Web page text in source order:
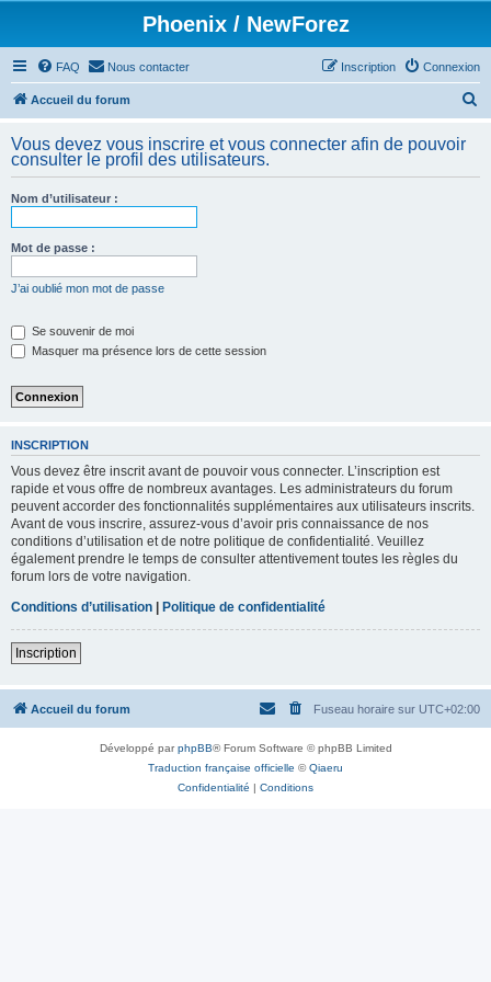
Phoenix / NewForez
FAQ Nous contacter Connexion
Inscription
Accueil du forum
h
Vous devez vous inscrire et vous connecter afin de pouvoir
consulter le profil des utilisateurs.
Nom d’utilisateur :
Mot de passe :
J’ai oublié mon mot de passe
Se souvenir de moi
Masquer ma présence lors de cette session
INSCRIPTION
Vous devez être inscrit avant de pouvoir vous connecter. L’inscription est
rapide et vous offre de nombreux avantages. Les administrateurs du forum
peuvent accorder des fonctionnalités supplémentaires aux utilisateurs inscrits.
Avant de vous inscrire, assurez-vous d’avoir pris connaissance de nos
conditions d’utilisation et de notre politique de confidentialité. Veuillez
également prendre le temps de consulter attentivement toutes les règles du
forum lors de votre navigation.
Conditions d’utilisation | Politique de confidentialité
Inscription
Accueil du forum Fuseau horaire sur UTC+02:00
Développé parphpBB® Forum Software © phpBB Limited
Traduction française officielle ©Qiaeru
Confidentialité | Conditions